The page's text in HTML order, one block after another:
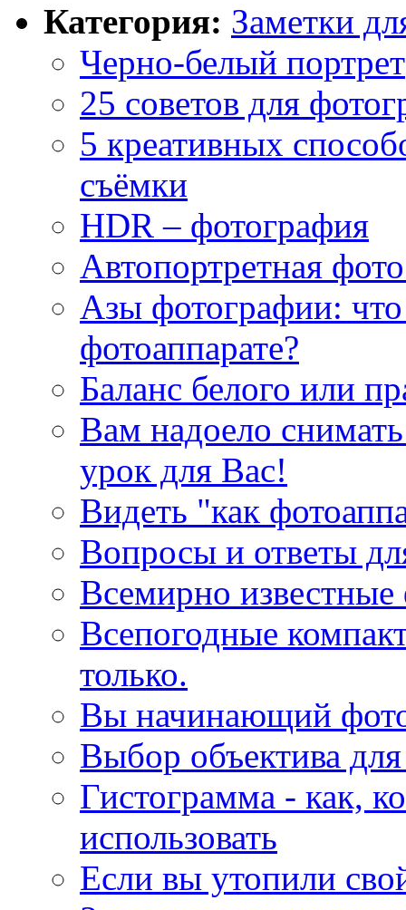
Категория: Заметки
Черно-белый портрет
25 советов для
5 креативных
съёмки
HDR – фотография
Автопортретная
Азы фотографии:
фотоаппарате?
Баланс белого или
Вам надоело
урок для Вас!
Видеть "как
Вопросы и ответы
Всемирно
Всепогодные
только.
Вы начинающий
Выбор объектива
Гистограмма - как,
использовать
Если вы утопили